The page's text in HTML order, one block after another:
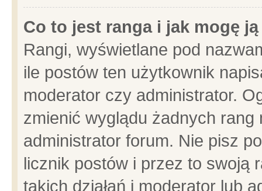
Co to jest ranga i jak mogę
Rangi, wyświetlane pod
ile postów ten użytkownik
moderator czy administrator.
zmienić wyglądu żadnych
administrator forum. Nie pisz
licznik postów i przez to swoją
takich działań i moderator lub